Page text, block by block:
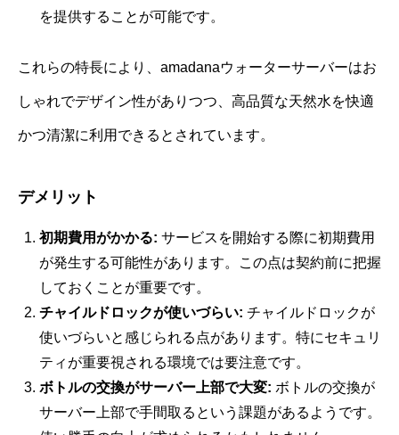
を提供することが可能です。
これらの特長により、amadanaウォーターサーバーはお
しゃれでデザイン性がありつつ、高品質な天然水を快適
かつ清潔に利用できるとされています。
デメリット
初期費用がかかる: サービスを開始する際に初期費用
が発生する可能性があります。この点は契約前に把握
しておくことが重要です。
チャイルドロックが使いづらい: チャイルドロックが
使いづらいと感じられる点があります。特にセキュリ
ティが重要視される環境では要注意です。
ボトルの交換がサーバー上部で大変: ボトルの交換が
サーバー上部で手間取るという課題があるようです。